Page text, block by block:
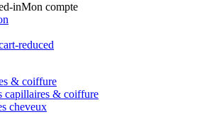
Mon compte
& coiffure
capillaires & coiffure
cheveux